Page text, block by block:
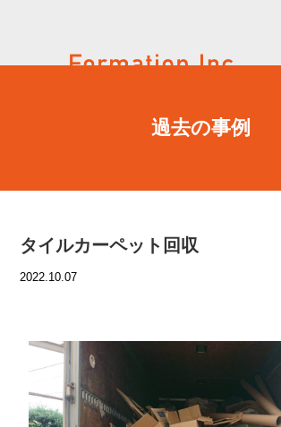
過去の事例
タイルカーペット回収
2022.10.07